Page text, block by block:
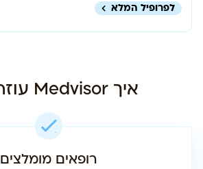
לפרופיל המלא
איך Medvisor עוזרת לך
רופאים מומלצים